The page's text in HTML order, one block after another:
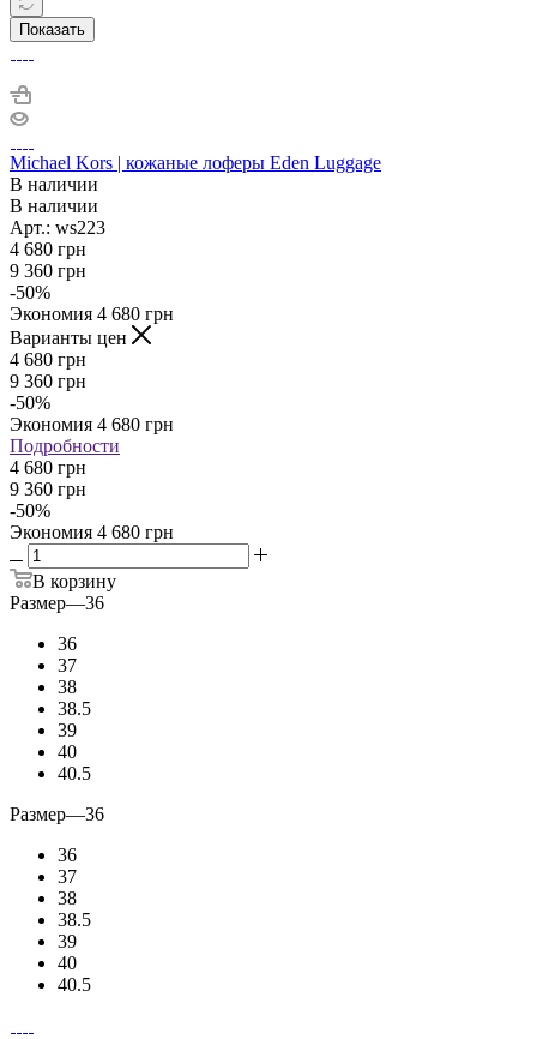
Показать
Michael Kors | кожаные лоферы Eden Luggage
В наличии
В наличии
Арт.: ws223
4 680 грн
9 360 грн
-50%
Экономия 4 680 грн
Варианты цен
4 680 грн
9 360 грн
-50%
Экономия 4 680 грн
Подробности
4 680 грн
9 360 грн
-50%
Экономия 4 680 грн
В корзину
Размер—36
36
37
38
38.5
39
40
40.5
Размер—36
36
37
38
38.5
39
40
40.5